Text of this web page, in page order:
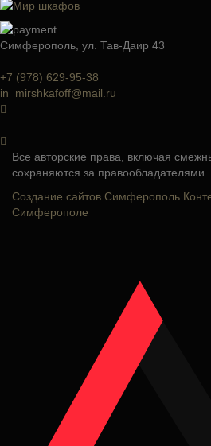
Симферополь, ул. Тав-Даир 43
+7 (978) 629-95-38
in_mirshkafoff@mail.ru
Все авторские права, включая
сохраняются за правообладателями
Создание сайтов Симферополь
Симферополе